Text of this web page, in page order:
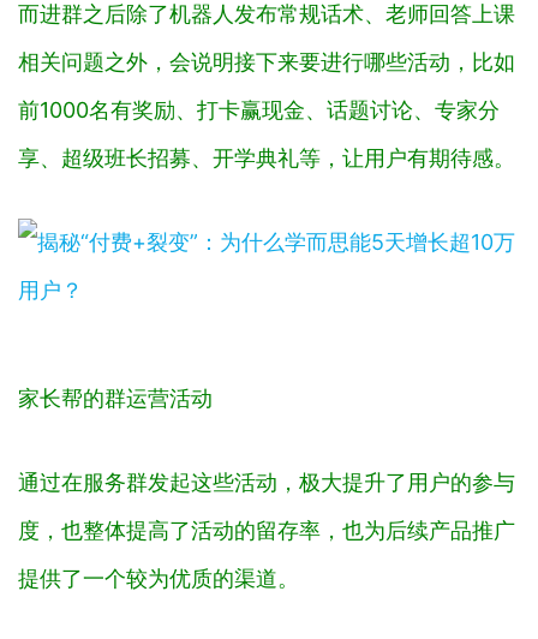
而进群之后除了机器人发布常规话术、老师回答上课
相关问题之外，会说明接下来要进行哪些活动，比如
前1000名有奖励、打卡赢现金、话题讨论、专家分
享、超级班长招募、开学典礼等，让用户有期待感。
家长帮的群运营活动
通过在服务群发起这些活动，极大提升了用户的参与
度，也整体提高了活动的留存率，也为后续产品推广
提供了一个较为优质的渠道。